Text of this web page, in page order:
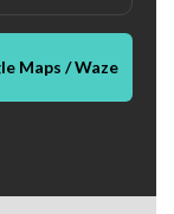
Maps / Waze